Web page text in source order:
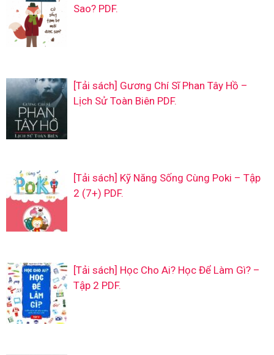
Sao? PDF.
[Tải sách] Gương Chí Sĩ Phan Tây Hồ –
Lịch Sử Toàn Biên PDF.
[Tải sách] Kỹ Năng Sống Cùng Poki – Tập
2 (7+) PDF.
[Tải sách] Học Cho Ai? Học Để Làm Gì? –
Tập 2 PDF.